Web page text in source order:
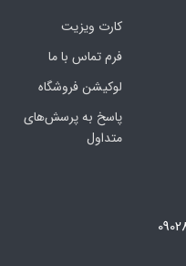
کارت ویزیت
فرم تماس با ما
لوکیشن فروشگاه
پاسخ به پرسش‌های
متداول